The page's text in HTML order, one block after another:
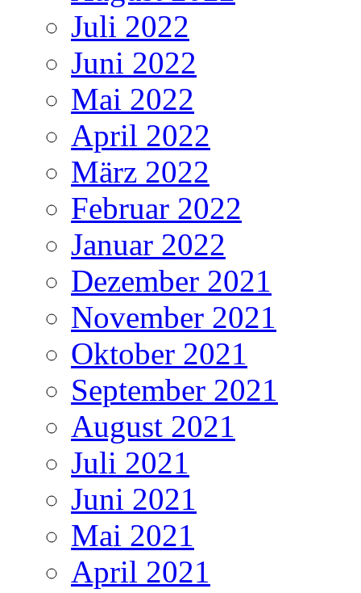
Juli 2022
Juni 2022
Mai 2022
April 2022
März 2022
Februar 2022
Januar 2022
Dezember 2021
November 2021
Oktober 2021
September 2021
August 2021
Juli 2021
Juni 2021
Mai 2021
April 2021